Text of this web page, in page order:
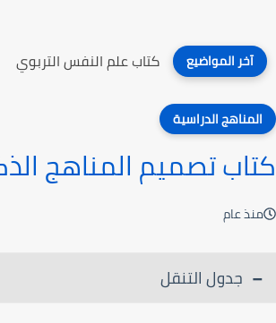
آخر المواضيع كتاب غير أفكارك وأحدث
المناهج الدراسية
كتاب تصميم المناهج
منذ عام
جدول التنقل